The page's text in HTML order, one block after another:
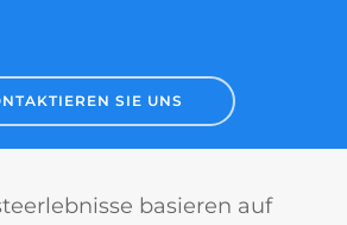
SIE UNS
basieren auf